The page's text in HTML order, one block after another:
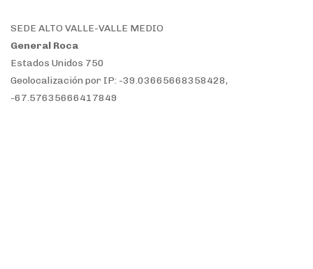
SEDE ALTO VALLE-VALLE MEDIO
General Roca
Estados Unidos 750
Geolocalización por IP: -39.03665668358428,
-67.57635666417849